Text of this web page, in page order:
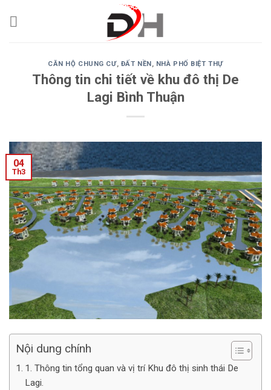
CĂN HỘ CHUNG CƯ, ĐẤT NỀN, NHÀ PHỐ BIỆT THỰ
Thông tin chi tiết về khu đô thị De
Lagi Bình Thuận
04
Th3
Nội dung chính
1. Thông tin tổng quan và vị trí Khu đô thị sinh thái De
Lagi.